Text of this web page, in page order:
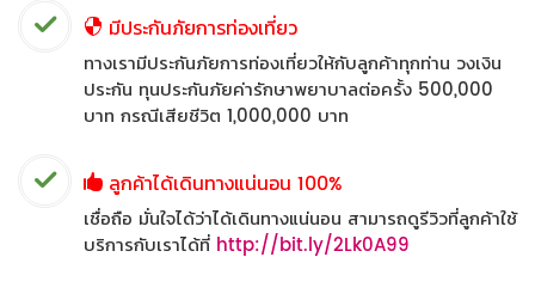
มีประกันภัยการท่องเที่ยว
ทางเรามีประกันภัยการท่องเที่ยวให้กับลูกค้าทุกท่าน วงเงิน
ประกัน ทุนประกันภัยค่ารักษาพยาบาลต่อครั้ง 500,000
บาท กรณีเสียชีวิต 1,000,000 บาท
ลูกค้าได้เดินทางแน่นอน 100%
เชื่อถือ มั่นใจได้ว่าได้เดินทางแน่นอน สามารถดูรีวิวที่ลูกค้าใช้
บริการกับเราได้ที่ http://bit.ly/2Lk0A99